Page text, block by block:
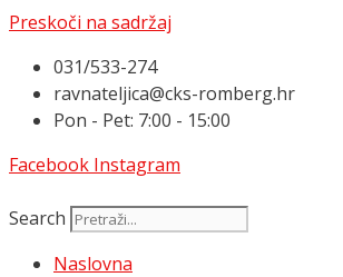
Preskoči na sadržaj
031/533-274
ravnateljica@cks-romberg.hr
Pon - Pet: 7:00 - 15:00
Facebook Instagram
Search
Naslovna